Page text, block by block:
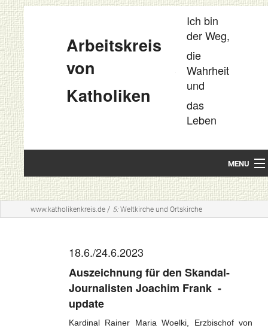
Arbeitskreis
von
Katholiken
Ich bin
der Weg,
die
Wahrheit
und
das
Leben
MENU
Startseite
Unsere Leitideen
Glaube und geistl. Leben
Weltkirche und Ortskirche
Gesellschaft und Staat
www.katholikenkreis.de / 5: Weltkirche und Ortskirche
18.6./24.6.2023
Auszeichnung für den Skandal-
Journalisten Joachim Frank -
update
Kardinal Rainer Maria Woelki, Erzbischof von